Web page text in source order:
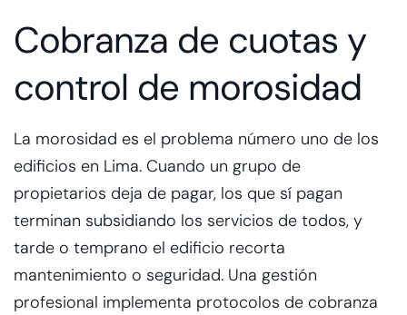
Cobranza de cuotas y
control de morosidad
La morosidad es el problema número uno de los
edificios en Lima. Cuando un grupo de
propietarios deja de pagar, los que sí pagan
terminan subsidiando los servicios de todos, y
tarde o temprano el edificio recorta
mantenimiento o seguridad. Una gestión
profesional implementa protocolos de cobranza